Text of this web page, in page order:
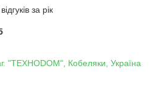
за рік
"ТЕХНОDOM", Кобеляки, Україна